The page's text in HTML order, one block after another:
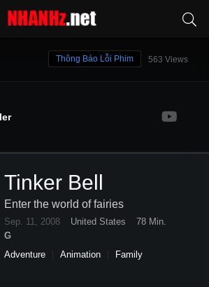
563 Views
Thông Báo Lỗi Phim
Tinker Bell
Enter the world of fairies
Sep. 11, 2008 United States
78 Min.
G
Adventure
Animation
Family